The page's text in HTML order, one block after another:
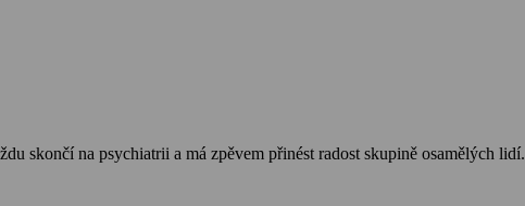
skončí na psychiatrii a má zpěvem přinést radost skupině osamělých lidí.